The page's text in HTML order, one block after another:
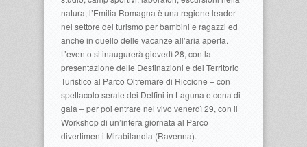
natura, l’Emilia Romagna è una regione leader
nel settore del turismo per bambini e ragazzi ed
anche in quello delle vacanze all’aria aperta.
L’evento si inaugurerà giovedì 28, con la
presentazione delle Destinazioni e del Territorio
Turistico al Parco Oltremare di Riccione – con
spettacolo serale dei Delfini in Laguna e cena di
gala – per poi entrare nel vivo venerdì 29, con il
Workshop di un’intera giornata al Parco
divertimenti Mirabilandia (Ravenna).